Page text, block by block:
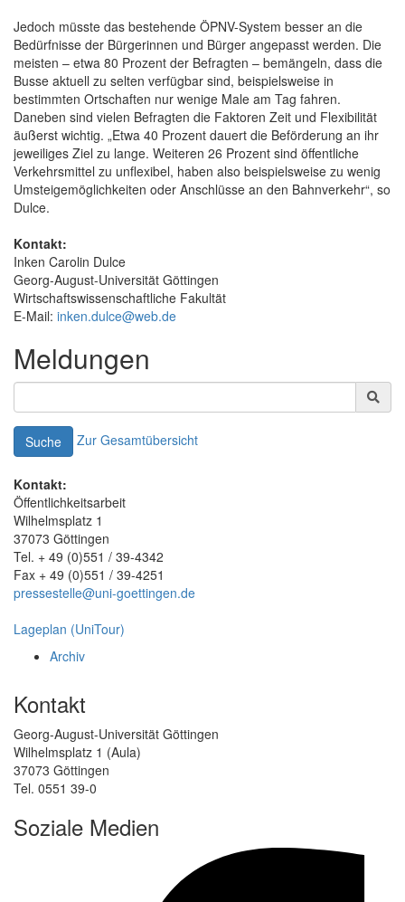
Jedoch müsste das bestehende ÖPNV-System besser an die
Bedürfnisse der Bürgerinnen und Bürger angepasst werden. Die
meisten – etwa 80 Prozent der Befragten – bemängeln, dass die
Busse aktuell zu selten verfügbar sind, beispielsweise in
bestimmten Ortschaften nur wenige Male am Tag fahren.
Daneben sind vielen Befragten die Faktoren Zeit und Flexibilität
äußerst wichtig. „Etwa 40 Prozent dauert die Beförderung an ihr
jeweiliges Ziel zu lange. Weiteren 26 Prozent sind öffentliche
Verkehrsmittel zu unflexibel, haben also beispielsweise zu wenig
Umsteigemöglichkeiten oder Anschlüsse an den Bahnverkehr“, so
Dulce.
Kontakt:
Inken Carolin Dulce
Georg-August-Universität Göttingen
Wirtschaftswissenschaftliche Fakultät
E-Mail: inken.dulce@web.de
Meldungen
Suche Zur Gesamtübersicht
Kontakt:
Öffentlichkeitsarbeit
Wilhelmsplatz 1
37073 Göttingen
Tel. + 49 (0)551 / 39-4342
Fax + 49 (0)551 / 39-4251
pressestelle@uni-goettingen.de
Lageplan (UniTour)
Archiv
Kontakt
Georg-August-Universität Göttingen
Wilhelmsplatz 1 (Aula)
37073 Göttingen
Tel. 0551 39-0
Soziale Medien